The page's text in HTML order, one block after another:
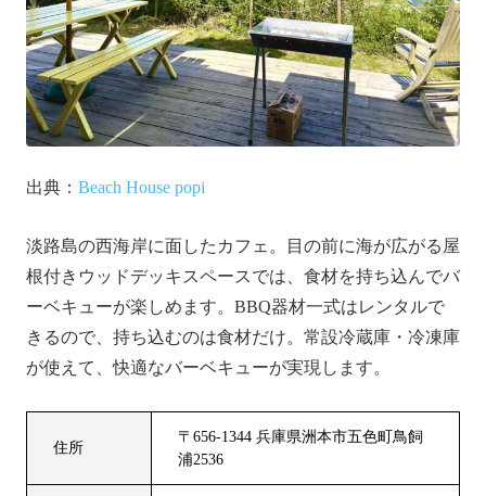
出典： Beach House popi
淡路島の西海岸に面したカフェ。目の前に海が広がる屋
根付きウッドデッキスペースでは、食材を持ち込んでバ
ーベキューが楽しめます。BBQ器材一式はレンタルで
きるので、持ち込むのは食材だけ。常設冷蔵庫・冷凍庫
が使えて、快適なバーベキューが実現します。
住所
〒656-1344 兵庫県洲本市五色町鳥飼
浦2536